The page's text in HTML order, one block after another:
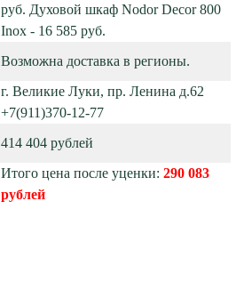
руб. Духовой шкаф Nodor Decor 800
Inox - 16 585 руб.
Возможна доставка в регионы.
г. Великие Луки, пр. Ленина д.62
+7(911)370-12-77
414 404 рублей
Итого цена после уценки: 290 083
рублей